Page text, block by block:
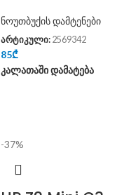
ნოუთბუქის დამტენები
არტიკული: 2569342
85₾
კალათაში დამატება
-37%